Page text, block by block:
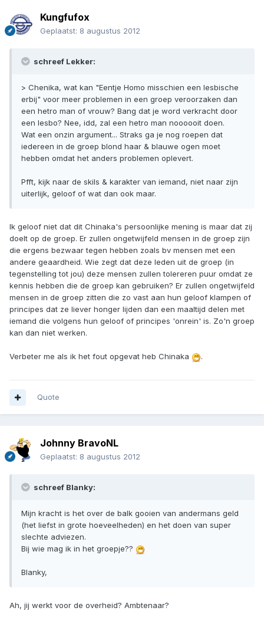
Kungfufox
Geplaatst: 8 augustus 2012
schreef Lekker:
> Chenika, wat kan "Eentje Homo misschien een lesbische
erbij" voor meer problemen in een groep veroorzaken dan
een hetro man of vrouw? Bang dat je word verkracht door
een lesbo? Nee, idd, zal een hetro man noooooit doen.
Wat een onzin argument... Straks ga je nog roepen dat
iedereen in de groep blond haar & blauwe ogen moet
hebben omdat het anders problemen oplevert.
Pfft, kijk naar de skils & karakter van iemand, niet naar zijn
uiterlijk, geloof of wat dan ook maar.
Ik geloof niet dat dit Chinaka's persoonlijke mening is maar dat zij
doelt op de groep. Er zullen ongetwijfeld mensen in de groep zijn
die ergens bezwaar tegen hebben zoals bv mensen met een
andere geaardheid. Wie zegt dat deze leden uit de groep (in
tegenstelling tot jou) deze mensen zullen tolereren puur omdat ze
kennis hebben die de groep kan gebruiken? Er zullen ongetwijfeld
mensen in de groep zitten die zo vast aan hun geloof klampen of
principes dat ze liever honger lijden dan een maaltijd delen met
iemand die volgens hun geloof of principes 'onrein' is. Zo'n groep
kan dan niet werken.
Verbeter me als ik het fout opgevat heb Chinaka .
Quote
Johnny BravoNL
Geplaatst: 8 augustus 2012
schreef Blanky:
Mijn kracht is het over de balk gooien van andermans geld
(het liefst in grote hoeveelheden) en het doen van super
slechte adviezen.
Bij wie mag ik in het groepje??
Blanky,
Ah, jij werkt voor de overheid? Ambtenaar?